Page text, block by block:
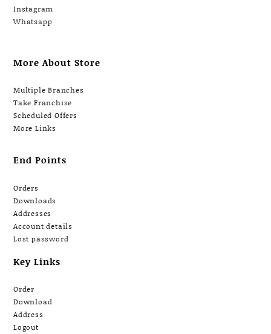
Instagram
Whatsapp
More About Store
Multiple Branches
Take Franchise
Scheduled Offers
More Links
End Points
Orders
Downloads
Addresses
Account details
Lost password
Key Links
Order
Download
Address
Logout